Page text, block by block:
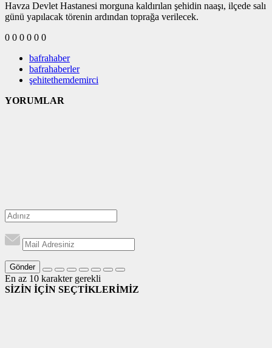
Havza Devlet Hastanesi morguna kaldırılan şehidin naaşı, ilçede salı
günü yapılacak törenin ardından toprağa verilecek.
0 0 0 0 0 0
bafrahaber
bafrahaberler
şehitethemdemirci
YORUMLAR
Gönder
En az 10 karakter gerekli
SİZİN İÇİN SEÇTİKLERİMİZ